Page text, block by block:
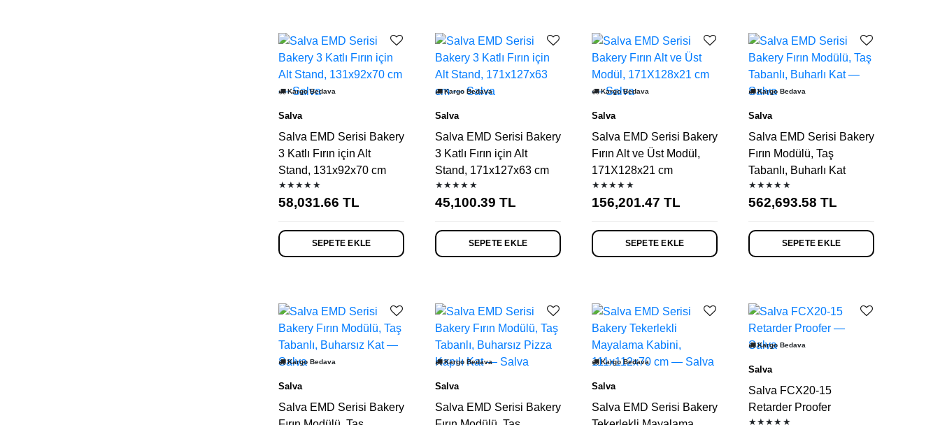
Kargo Bedava
Salva
Salva EMD Serisi Bakery
3 Katlı Fırın için Alt
Stand, 131x92x70 cm
★★★★★
58,031.66 TL
SEPETE EKLE
Kargo Bedava
Salva
Salva EMD Serisi Bakery
3 Katlı Fırın için Alt
Stand, 171x127x63 cm
★★★★★
45,100.39 TL
SEPETE EKLE
Kargo Bedava
Salva
Salva EMD Serisi Bakery
Fırın Alt ve Üst Modül,
171X128x21 cm
★★★★★
156,201.47 TL
SEPETE EKLE
Kargo Bedava
Salva
Salva EMD Serisi Bakery
Fırın Modülü, Taş
Tabanlı, Buharlı Kat
★★★★★
562,693.58 TL
SEPETE EKLE
Kargo Bedava
Salva
Salva EMD Serisi Bakery
Kargo Bedava
Salva
Salva EMD Serisi Bakery
Kargo Bedava
Salva
Salva EMD Serisi Bakery
Kargo Bedava
Salva
Salva FCX20-15
Retarder Proofer
★★★★★